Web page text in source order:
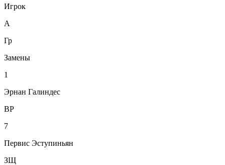
Игрок
А
Гр
Замены
1
Эрнан Галиндес
ВР
7
Первис Эступиньян
ЗЩ